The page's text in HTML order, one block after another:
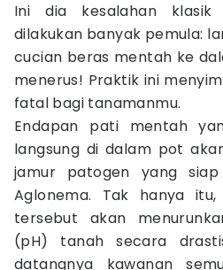
Ini dia kesalahan
dilakukan banyak pemula:
cucian beras mentah ke
menerus! Praktik ini
fatal bagi tanamanmu.
Endapan pati mentah
langsung di dalam pot
jamur patogen yang
Aglonema. Tak hanya
tersebut akan
(pH) tanah secara
datangnya kawanan